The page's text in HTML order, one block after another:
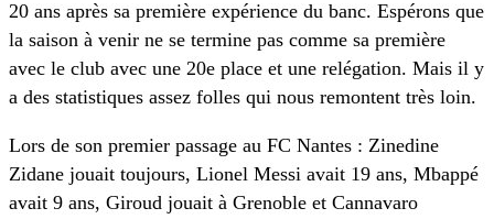
20 ans après sa première expérience du banc. Espérons que
la saison à venir ne se termine pas comme sa première
avec le club avec une 20e place et une relégation. Mais il y
a des statistiques assez folles qui nous remontent très loin.
Lors de son premier passage au FC Nantes : Zinedine
Zidane jouait toujours, Lionel Messi avait 19 ans, Mbappé
avait 9 ans, Giroud jouait à Grenoble et Cannavaro